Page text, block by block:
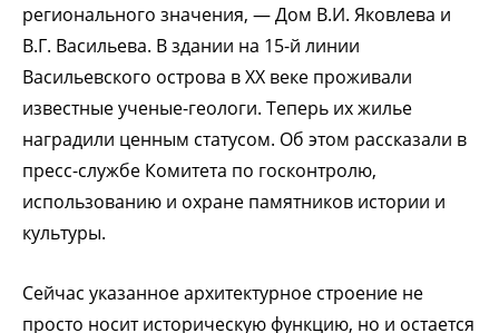
регионального значения, — Дом В.И. Яковлева и
В.Г. Васильева. В здании на 15-й линии
Васильевского острова в ХХ веке проживали
известные ученые-геологи. Теперь их жилье
наградили ценным статусом. Об этом рассказали в
пресс-службе Комитета по госконтролю,
использованию и охране памятников истории и
культуры.
Сейчас указанное архитектурное строение не
просто носит историческую функцию, но и остается